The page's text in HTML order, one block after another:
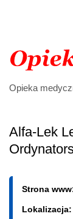
Opieka
Alfa-Lek
Strona
Lokalizacja: